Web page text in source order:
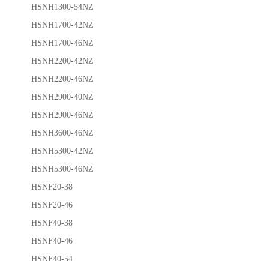
HSNH1300-54NZ
HSNH1700-42NZ
HSNH1700-46NZ
HSNH2200-42NZ
HSNH2200-46NZ
HSNH2900-40NZ
HSNH2900-46NZ
HSNH3600-46NZ
HSNH5300-42NZ
HSNH5300-46NZ
HSNF20-38
HSNF20-46
HSNF40-38
HSNF40-46
HSNF40-54